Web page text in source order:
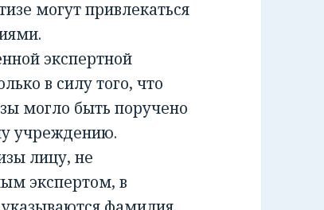
могут привлекаться
экспертной
в силу того, что
могло быть поручено
учреждению.
лицу, не
экспертом, в